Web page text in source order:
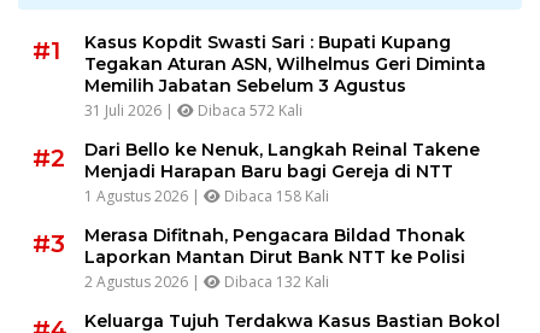
#1
Kasus Kopdit Swasti Sari : Bupati Kupang
Tegakan Aturan ASN, Wilhelmus Geri Diminta
Memilih Jabatan Sebelum 3 Agustus
31 Juli 2026 | Dibaca 572 Kali
#2
Dari Bello ke Nenuk, Langkah Reinal Takene
Menjadi Harapan Baru bagi Gereja di NTT
1 Agustus 2026 | Dibaca 158 Kali
#3
Merasa Difitnah, Pengacara Bildad Thonak
Laporkan Mantan Dirut Bank NTT ke Polisi
2 Agustus 2026 | Dibaca 132 Kali
Keluarga Tujuh Terdakwa Kasus Bastian Bokol